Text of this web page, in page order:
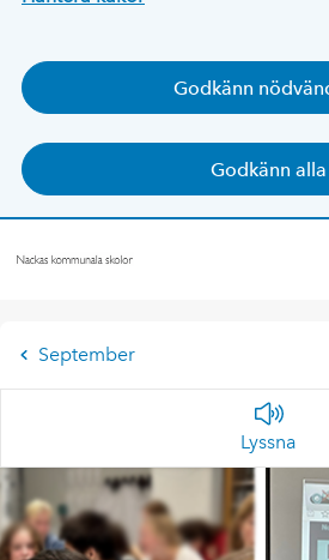
Godkänn
Godkänn alla
September
Lyssna